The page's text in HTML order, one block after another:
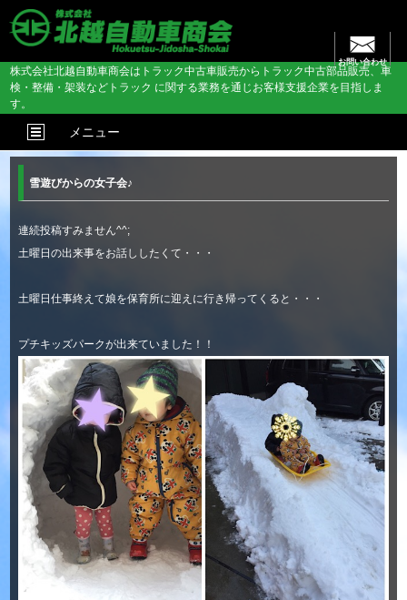
お問い合わせ
株式会社北越自動車商会はトラック中古車販売からトラック中古部品販売、車
検・整備・架装などトラック に関する業務を通じお客様支援企業を目指しま
す。
メニュー
雪遊びからの女子会♪
連続投稿すみません^^;
土曜日の出来事をお話ししたくて・・・
土曜日仕事終えて娘を保育所に迎えに行き帰ってくると・・・
プチキッズパークが出来ていました！！